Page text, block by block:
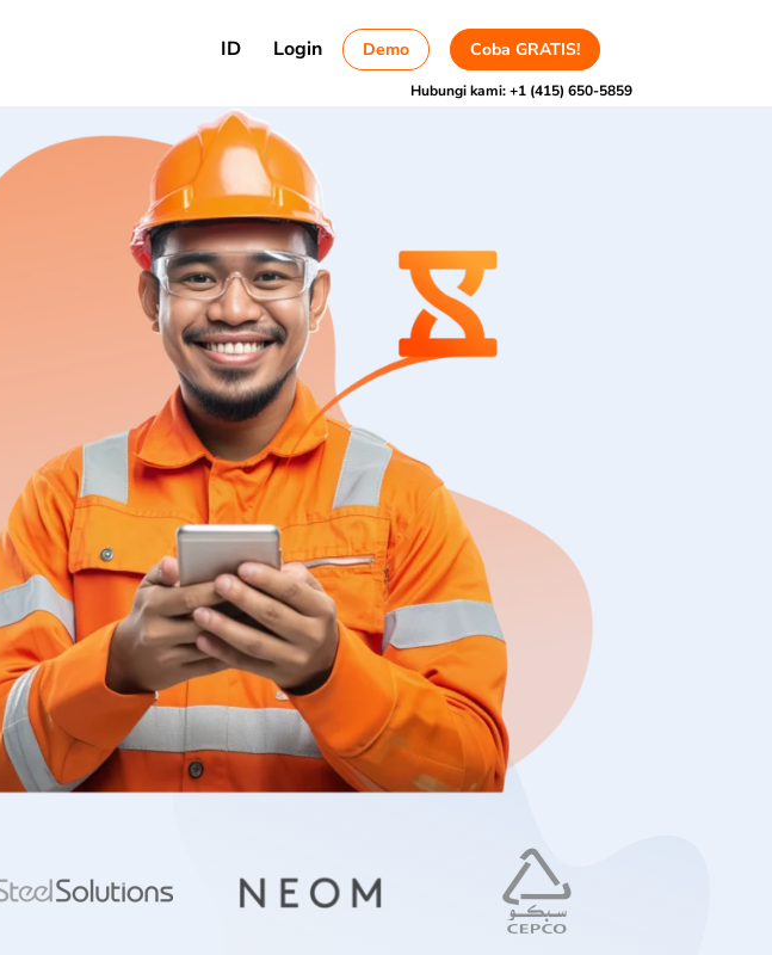
ID Login Demo Coba GRATIS!
Hubungi kami:+1 (415) 650-5859